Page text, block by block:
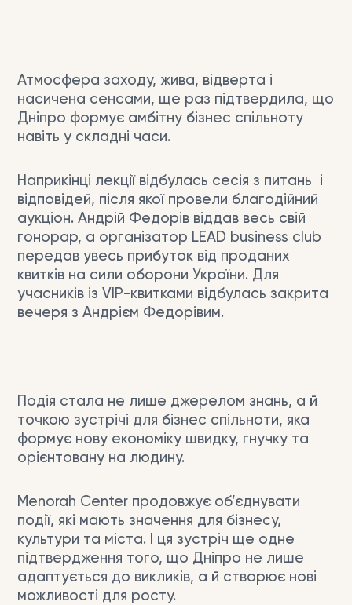
Атмосфера заходу, жива, відверта і
насичена сенсами, ще раз підтвердила, що
Дніпро формує амбітну бізнес спільноту
навіть у складні часи.
Наприкінці лекції відбулась сесія з питань і
відповідей, після якої провели благодійний
аукціон. Андрій Федорів віддав весь свій
гонорар, а організатор LEAD business club
передав увесь прибуток від проданих
квитків на сили оборони України. Для
учасників із VIP-квитками відбулась закрита
вечеря з Андрієм Федорівим.
Подія стала не лише джерелом знань, а й
точкою зустрічі для бізнес спільноти, яка
формує нову економіку швидку, гнучку та
орієнтовану на людину.
Menorah Center продовжує об’єднувати
події, які мають значення для бізнесу,
культури та міста. І ця зустріч ще одне
підтвердження того, що Дніпро не лише
адаптується до викликів, а й створює нові
можливості для росту.